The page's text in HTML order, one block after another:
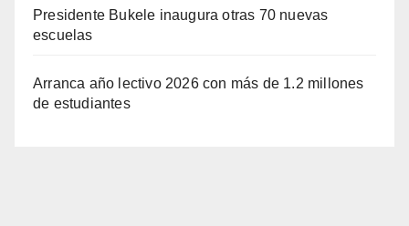
Presidente Bukele inaugura otras 70 nuevas
escuelas
Arranca año lectivo 2026 con más de 1.2 millones
de estudiantes